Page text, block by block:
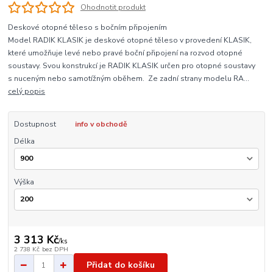
Ohodnotit produkt
Deskové otopné těleso s bočním připojením
Model RADIK KLASIK je deskové otopné těleso v provedení KLASIK,
které umožňuje levé nebo pravé boční připojení na rozvod otopné
soustavy. Svou konstrukcí je RADIK KLASIK určen pro otopné soustavy
s nuceným nebo samotížným oběhem. Ze zadní strany modelu RA...
celý popis
Dostupnost
info v obchodě
Délka
Výška
3 313 Kč/ks
2 738 Kč bez DPH
Přidat do košíku